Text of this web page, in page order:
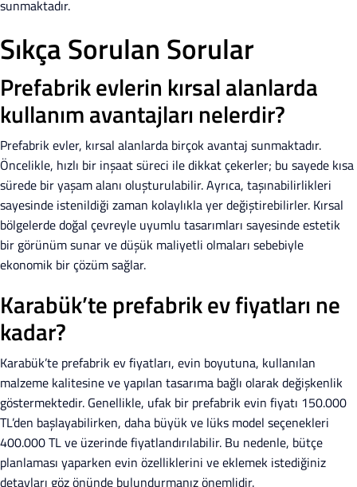
sunmaktadır.
Sıkça Sorulan Sorular
Prefabrik evlerin kırsal alanlarda
kullanım avantajları nelerdir?
Prefabrik evler, kırsal alanlarda birçok avantaj sunmaktadır.
Öncelikle, hızlı bir inşaat süreci ile dikkat çekerler; bu sayede kısa
sürede bir yaşam alanı oluşturulabilir. Ayrıca, taşınabilirlikleri
sayesinde istenildiği zaman kolaylıkla yer değiştirebilirler. Kırsal
bölgelerde doğal çevreyle uyumlu tasarımları sayesinde estetik
bir görünüm sunar ve düşük maliyetli olmaları sebebiyle
ekonomik bir çözüm sağlar.
Karabük’te prefabrik ev fiyatları ne
kadar?
Karabük’te prefabrik ev fiyatları, evin boyutuna, kullanılan
malzeme kalitesine ve yapılan tasarıma bağlı olarak değişkenlik
göstermektedir. Genellikle, ufak bir prefabrik evin fiyatı 150.000
TL’den başlayabilirken, daha büyük ve lüks model seçenekleri
400.000 TL ve üzerinde fiyatlandırılabilir. Bu nedenle, bütçe
planlaması yaparken evin özelliklerini ve eklemek istediğiniz
detayları göz önünde bulundurmanız önemlidir.